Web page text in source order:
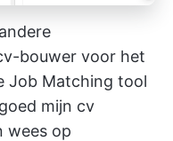
bouwer voor het
Job Matching tool
mijn cv
wees op